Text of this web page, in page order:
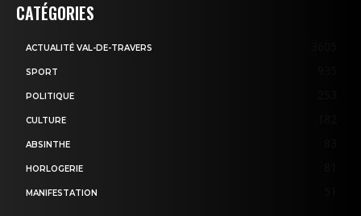
CATÉGORIES
ACTUALITÉ VAL-DE-TRAVERS
SPORT
POLITIQUE
CULTURE
ABSINTHE
HORLOGERIE
MANIFESTATION